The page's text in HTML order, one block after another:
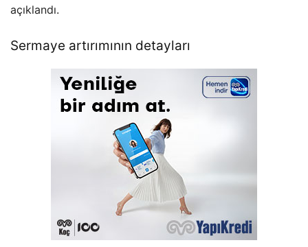
açıklandı.
Sermaye artırımının detayları